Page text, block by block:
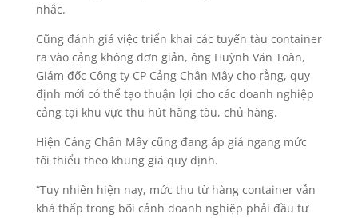
nhắc.
Cũng đánh giá việc triển khai các tuyến tàu container
ra vào cảng không đơn giản, ông Huỳnh Văn Toàn,
Giám đốc Công ty CP Cảng Chân Mây cho rằng, quy
định mới có thể tạo thuận lợi cho các doanh nghiệp
cảng tại khu vực thu hút hãng tàu, chủ hàng.
Hiện Cảng Chân Mây cũng đang áp giá ngang mức
tối thiểu theo khung giá quy định.
“Tuy nhiên hiện nay, mức thu từ hàng container vẫn
khá thấp trong bối cảnh doanh nghiệp phải đầu tư